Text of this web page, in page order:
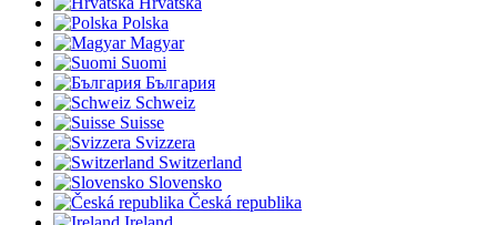
Polska
Magyar
Suomi
България
Schweiz
Suisse
Svizzera
Switzerland
Slovensko
Česká republika